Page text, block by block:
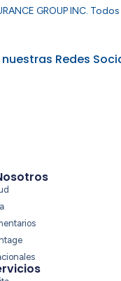
GROUP INC.
Redes